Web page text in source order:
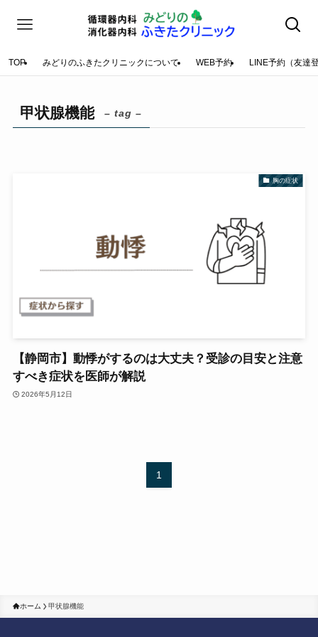
TOP みどりのふきたクリニックについて WEB予約 LINE予約（友達
甲状腺機能 – tag –
胸の症状
【静岡市】動悸がするのは大丈夫？受診の目安と注意
すべき症状を医師が解説
2026年5月12日
1
ホーム 甲状腺機能